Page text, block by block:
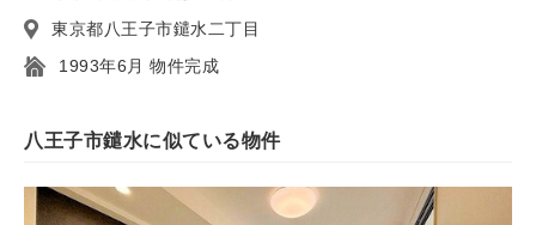
東京都八王子市鑓水二丁目
1993年6月 物件完成
八王子市鑓水に似ている物件